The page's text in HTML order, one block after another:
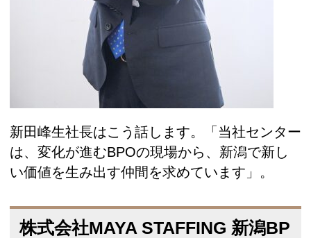
新田峰生社長はこう話します。「当社センター
は、変化が進むBPOの現場から、新潟で新し
い価値を生み出す仲間を求めています」。
株式会社MAYA STAFFING 新潟BP